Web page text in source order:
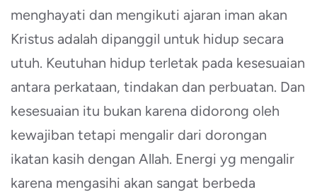
menghayati dan mengikuti ajaran iman akan
Kristus adalah dipanggil untuk hidup secara
utuh. Keutuhan hidup terletak pada kesesuaian
antara perkataan, tindakan dan perbuatan. Dan
kesesuaian itu bukan karena didorong oleh
kewajiban tetapi mengalir dari dorongan
ikatan kasih dengan Allah. Energi yg mengalir
karena mengasihi akan sangat berbeda